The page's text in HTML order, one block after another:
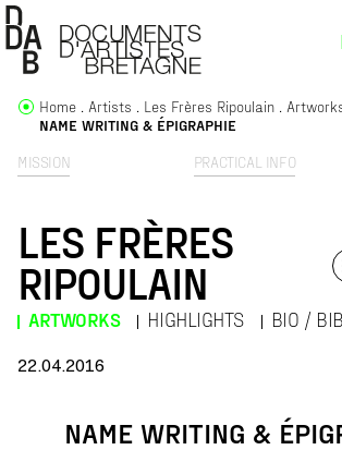
MISSION PRACTICAL INFO
Home Artists Les Frères Ripoulain
NAME WRITING & ÉPIGRAPHIE
LES FRÈRES
RIPOULAIN
ARTWORKS HIGHLIGHTS BIO /
22.04.2016
NAME WRITING &